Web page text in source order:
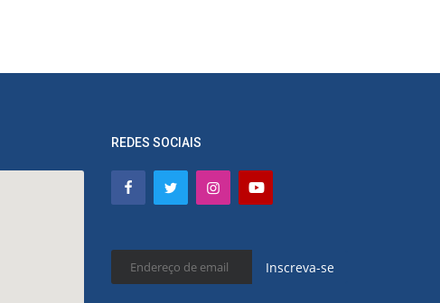
REDES SOCIAIS
Inscreva-se